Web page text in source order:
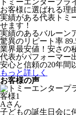
トミーエンタープ
お客様に選ばれる理
実績がある代表トミ
せます！
実績のあるバルーン
驚異のリピート率
業界最安値！安さの
代表がパフォーマー
安心と信頼の20年間
もっと詳しく
お客様の声
Aさん
子どもの誕生日会に